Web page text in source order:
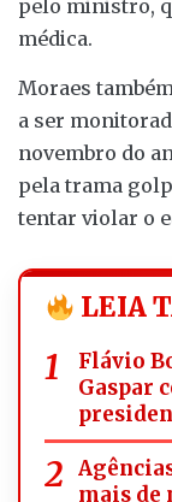
pelo ministro,
médica.
Moraes
a ser
novembro do
pela trama
tentar violar o
LEIA
Flávio
Gaspar
mais de